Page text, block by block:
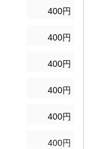
400円
400円
400円
400円
400円
400円